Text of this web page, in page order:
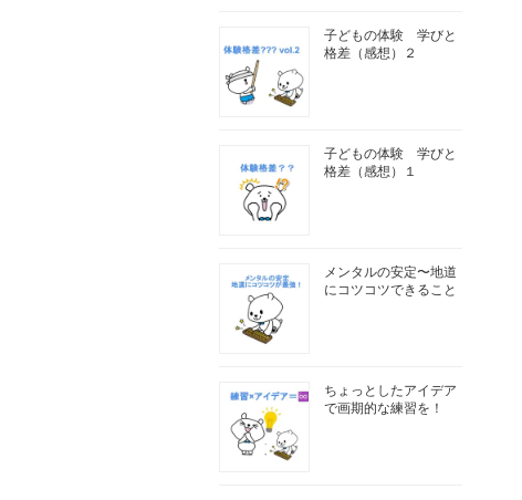
子どもの体験 学びと
格差（感想）２
子どもの体験 学びと
格差（感想）１
メンタルの安定〜地道
にコツコツできること
ちょっとしたアイデア
で画期的な練習を！